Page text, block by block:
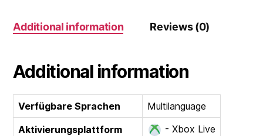
Additional information Reviews (0)
Additional information
Verfügbare Sprachen
Multilanguage
Aktivierungsplattform
- Xbox Live